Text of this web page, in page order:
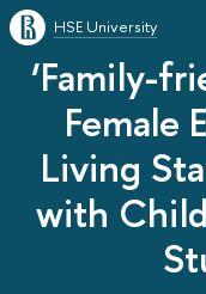
HSE University
‘Family-
Female
Living
with